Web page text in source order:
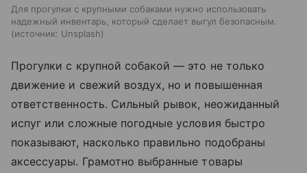
Для прогулки с крупными собаками нужно использовать
надежный инвентарь, который сделает выгул безопасным.
источник: Unsplash
Прогулки с крупной собакой — это не только
движение и свежий воздух, но и повышенная
ответственность. Сильный рывок, неожиданный
испуг или сложные погодные условия быстро
показывают, насколько правильно подобраны
аксессуары. Грамотно выбранные товары